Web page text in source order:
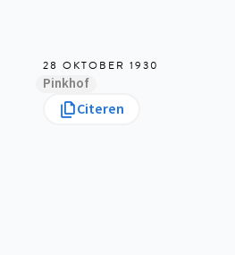
28 OKTOBER 1930
Pinkhof
Citeren